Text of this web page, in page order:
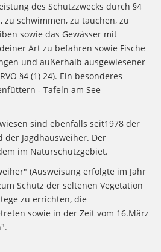
des Schutzzwecks durch §4
zu schwimmen, zu tauchen, zu
sowie das Gewässer mit
Art zu befahren sowie Fische
und außerhalb ausgewiesener
§4 (1) 24). Ein besonderes
- Tafeln am See
sind ebenfalls seit1978 der
Jagdhausweiher. Der
im Naturschutzgebiet.
(Ausweisung erfolgte im Jahr
Schutz der seltenen Vegetation
zu errichten, die
sowie in der Zeit vom 16.März